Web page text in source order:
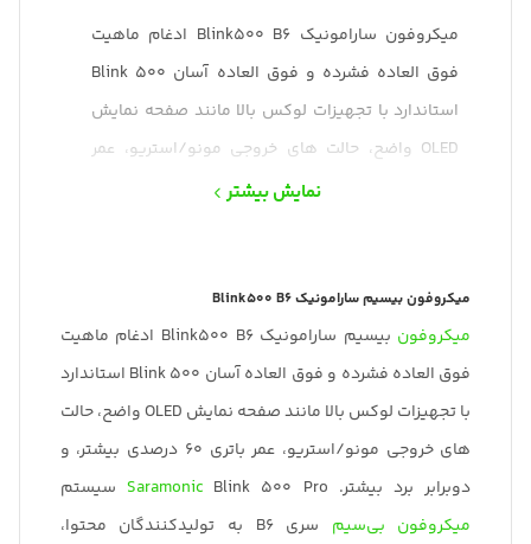
میکروفون سارامونیک Blink500 B6 ادغام ماهیت
فوق العاده فشرده و فوق العاده آسان Blink 500
استاندارد با تجهیزات لوکس بالا مانند صفحه نمایش
OLED واضح، حالت های خروجی مونو/استریو، عمر
باتری 60 درصدی بیشتر، و دوبرابر برد بیشتر.
و روزنامه‌نگاران ، راه حلی حرفه‌ای و فراگیر برای ضبط
دو سوژه در تلفن هوشمند/تبلت Android، iPad Pro،
iPad Air یا رایانه می‌دهد. مجهز به پورت USB Type-C.
نمایش بیشتر
میکروفون بیسیم سارامونیک Blink500 B6
میکروفون
بیسیم سارامونیک Blink500 B6 ادغام ماهیت
فوق العاده فشرده و فوق العاده آسان Blink 500 استاندارد
با تجهیزات لوکس بالا مانند صفحه نمایش OLED واضح، حالت
های خروجی مونو/استریو، عمر باتری 60 درصدی بیشتر، و
دوبرابر برد بیشتر.
SaramonicBlink 500 Pro سیستم
میکروفون بی‌سیم
سری B6 به تولیدکنندگان محتوا،